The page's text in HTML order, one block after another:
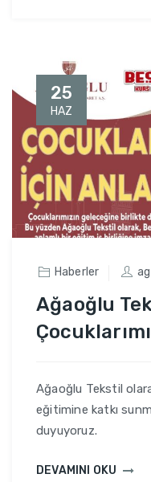
25
HAZ
Haberler
Ağaoğlu
Ağaoğlu Tekstil
eğitimine katkı
duyuyoruz.
DEVAMINI OKU